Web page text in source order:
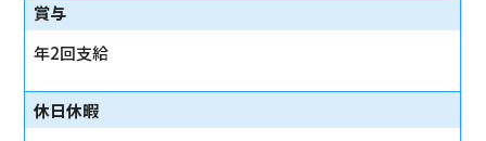
賞与
年2回支給
休日休暇